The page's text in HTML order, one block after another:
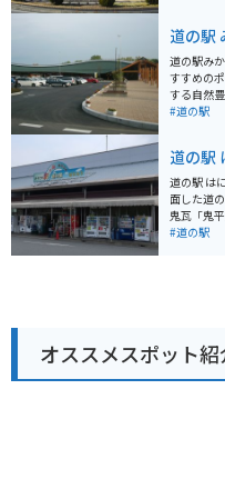
集まりま
るので、ツ
には、佐
ーパーク
少し足を
道の駅
道の駅みか
すすめのポイント** * **み
する自然
誇り、関
*：道の駅
も」の名
た贅沢な
す。 **バイクで行く場合** * 道の駅みかもには、バイク
専用の駐
#道の駅
道の駅
道の駅 は
面した道の駅です。 見どころ
鬼瓦「鬼
ンもの巨
水族館」
100種類
することができます。 バ
道 羽生IC
ングの休
#道の駅
オススメスポット